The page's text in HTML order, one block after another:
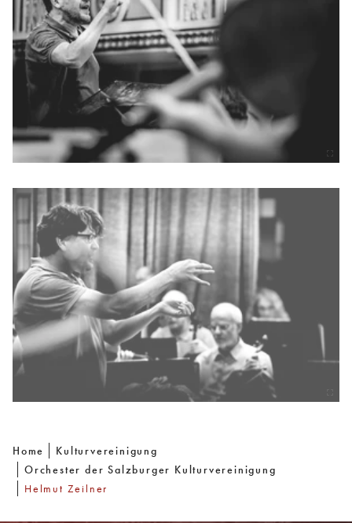
Home
Kulturvereinigung
Orchester der Salzburger Kulturvereinigung
Helmut Zeilner